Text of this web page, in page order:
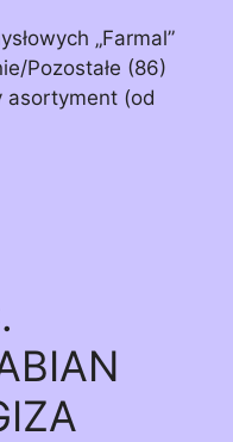
„Farmal”
Pozostałe (86)
asortyment (od